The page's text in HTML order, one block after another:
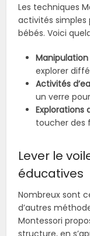
Les techniques
activités simples
bébés. Voici
explorer
Activités
un verre
Explorations
toucher des
Lever le
éducatives
Nombreux sont
d’autres
Montessori
structure, en